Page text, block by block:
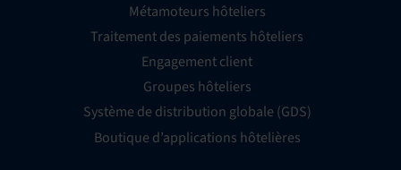
Métamoteurs hôteliers
Traitement des paiements hôteliers
Engagement client
Groupes hôteliers
Système de distribution globale (GDS)
Boutique d’applications hôtelières